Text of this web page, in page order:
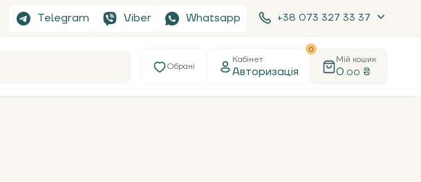
Telegram Viber Whatsapp +38 073 327 33 37
Обрані
Кабінет
Авторизація
0
Мій кошик
0.00 ₴